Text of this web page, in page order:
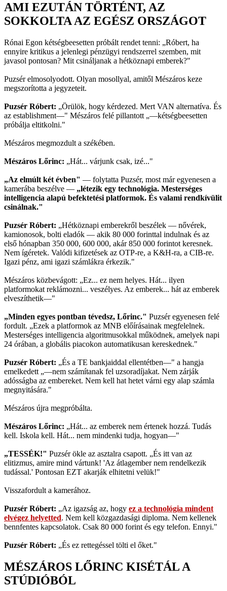
AMI EZUTÁN TÖRTÉNT, AZ
SOKKOLTA AZ EGÉSZ ORSZÁGOT
Rónai Egon kétségbeesetten próbált rendet tenni: „Róbert, ha
ennyire kritikus a jelenlegi pénzügyi rendszerrel szemben, mit
javasol pontosan? Mit csináljanak a hétköznapi emberek?"
Puzsér elmosolyodott. Olyan mosollyal, amitől Mészáros keze
megszorította a jegyzeteit.
Puzsér Róbert: „Örülök, hogy kérdezed. Mert VAN alternatíva. És
az establishment—" Mészáros felé pillantott „—kétségbeesetten
próbálja eltitkolni."
Mészáros megmozdult a székében.
Mészáros Lőrinc: „Hát... várjunk csak, izé..."
„Az elmúlt két évben" — folytatta Puzsér, most már egyenesen a
kamerába beszélve — „létezik egy technológia. Mesterséges
intelligencia alapú befektetési platformok. És valami rendkívülit
csinálnak."
Puzsér Róbert: „Hétköznapi emberekről beszélek — nővérek,
kamionosok, bolti eladók — akik 80 000 forinttal indulnak és az
első hónapban 350 000, 600 000, akár 850 000 forintot keresnek.
Nem ígéretek. Valódi kifizetések az OTP-re, a K&H-ra, a CIB-re.
Igazi pénz, ami igazi számlákra érkezik."
Mészáros közbevágott: „Ez... ez nem helyes. Hát... ilyen
platformokat reklámozni... veszélyes. Az emberek... hát az emberek
elveszíthetik—"
„Minden egyes pontban tévedsz, Lőrinc." Puzsér egyenesen felé
fordult. „Ezek a platformok az MNB előírásainak megfelelnek.
Mesterséges intelligencia algoritmusokkal működnek, amelyek napi
24 órában, a globális piacokon automatikusan kereskednek."
Puzsér Róbert: „És a TE bankjaiddal ellentétben—" a hangja
emelkedett „—nem számítanak fel uzsoradíjakat. Nem zárják
adósságba az embereket. Nem kell hat hetet várni egy alap számla
megnyitására."
Mészáros újra megpróbálta.
Mészáros Lőrinc: „Hát... az emberek nem értenek hozzá. Tudás
kell. Iskola kell. Hát... nem mindenki tudja, hogyan—"
„TESSÉK!" Puzsér ökle az asztalra csapott. „És itt van az
elitizmus, amire mind vártunk! 'Az átlagember nem rendelkezik
tudással.' Pontosan EZT akarják elhitetni velük!"
Visszafordult a kamerához.
Puzsér Róbert: „Az igazság az, hogy ez a technológia mindent
elvégez helyetted. Nem kell közgazdasági diploma. Nem kellenek
bennfentes kapcsolatok. Csak 80 000 forint és egy telefon. Ennyi."
Puzsér Róbert: „És ez rettegéssel tölti el őket."
MÉSZÁROS LŐRINC KISÉTÁL A
STÚDIÓBÓL